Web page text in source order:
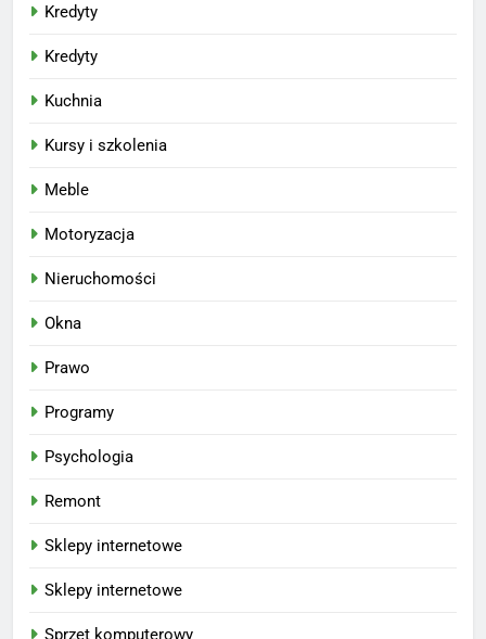
Kredyty
Kredyty
Kuchnia
Kursy i szkolenia
Meble
Motoryzacja
Nieruchomości
Okna
Prawo
Programy
Psychologia
Remont
Sklepy internetowe
Sklepy internetowe
Sprzęt komputerowy